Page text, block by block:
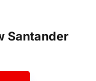
Santander